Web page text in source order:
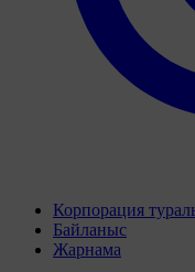
Корпорация
Байланыс
Жарнама